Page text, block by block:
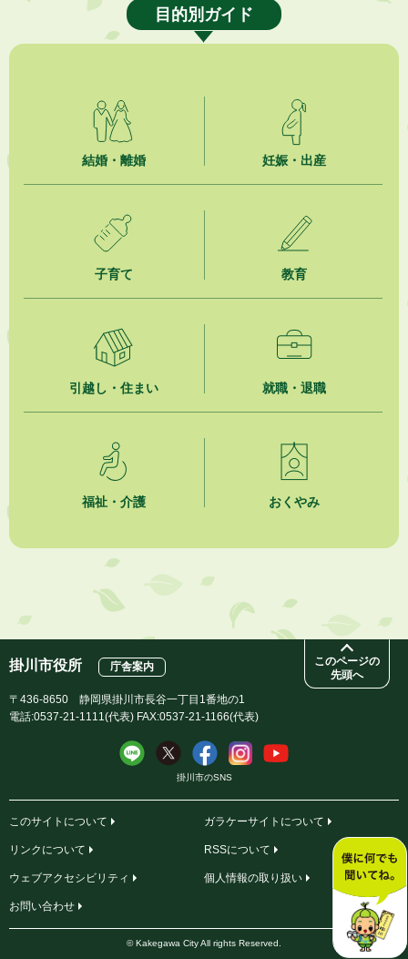
「お茶を知る・体験する講座」を開催します
2026年8月5日
掛川市広告入り窓口封筒無償提供者募集
市民の勇気ある応急手当に感謝状を贈呈しました
2026年8月4日
夏季休暇期間 開業医等診療予定
「水道カルテ」の公表について
【参加者募集】プロ棋士から学ぼう！はじめての将棋教室
目的別ガイド
結婚・離婚 妊娠・出産
子育て 教育
引越し・住まい 就職・退職
福祉・介護 おくやみ
このページの
先頭へ
掛川市役所 庁舎案内
〒436-8650 静岡県掛川市長谷一丁目1番地の1
電話:0537-21-1111(代表) FAX:0537-21-1166(代表)
掛川市のSNS
このサイトについて ガラケーサイトについて
リンクについて RSSについて
ウェブアクセシビリティ 個人情報の取り扱い
お問い合わせ
© Kakegawa City All rights Reserved.